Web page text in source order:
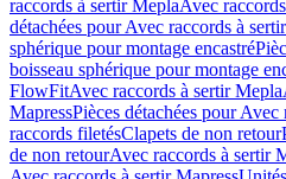
raccords à sertir MeplaAvec
détachées pour Avec raccords à
sphérique pour montage encastré
boisseau sphérique pour montage
FlowFitAvec raccords à sertir Mepla
MapressPièces détachées pour
raccords filetésClapets de non retour
de non retourAvec raccords à sertir